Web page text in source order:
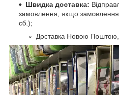
Швидка доставка:
замовлення, якщо
сб.);
Доставка Новою